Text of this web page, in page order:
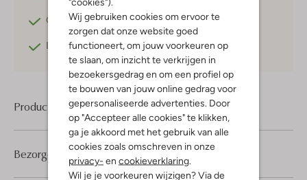
Wij gebruiken cookies om ervoor te
zorgen dat onze website goed
functioneert, om jouw voorkeuren op
te slaan, om inzicht te verkrijgen in
bezoekersgedrag en om een profiel op
te bouwen van jouw online gedrag voor
gepersonaliseerde advertenties. Door
op "Accepteer alle cookies" te klikken,
ga je akkoord met het gebruik van alle
cookies zoals omschreven in onze
privacy- en cookieverklaring.
Wil je je voorkeuren wijzigen? Via de
Gratis retournerenbinnen 30 dagen*
Betaal achterafmet Klarna
Product informatie
Bezorgen & retourneren